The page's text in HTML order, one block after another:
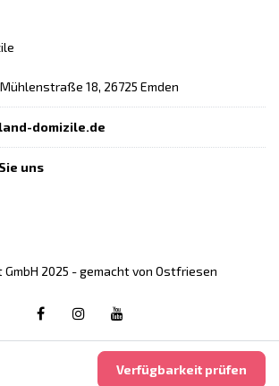
Verfügbarkeit prüfen
18, 26725 Emden
domizile.de
uns
2025 - gemacht von Ostfriesen